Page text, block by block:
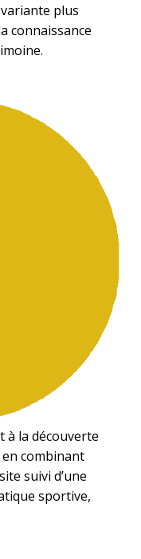
plus
connaissance
à la découverte
combinant
suivi d’une
sportive,